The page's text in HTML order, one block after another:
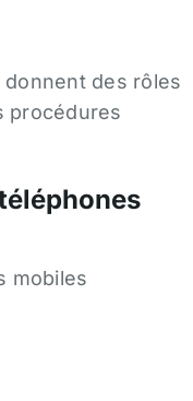
des rôles
procédures
mobiles